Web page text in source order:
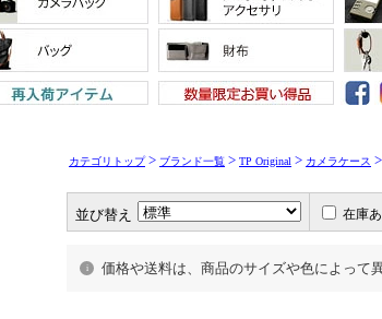
カテゴリトップ> ブランド一覧 > TP Original > カメラケース >
並び替え 在庫あ
価格や送料は、商品のサイズや色によって